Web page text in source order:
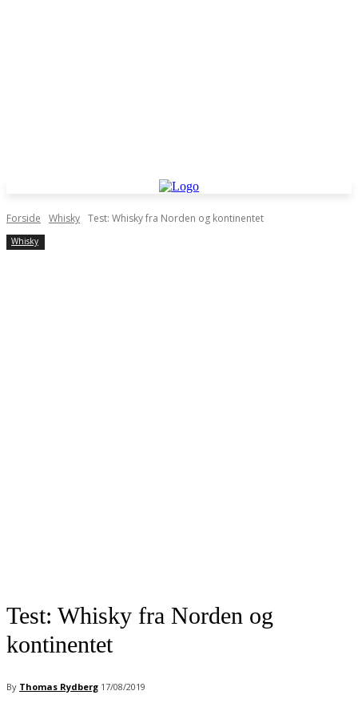
Forside Whisky Test: Whisky fra Norden og kontinentet
Whisky
Test: Whisky fra Norden og
kontinentet
By Thomas Rydberg 17/08/2019